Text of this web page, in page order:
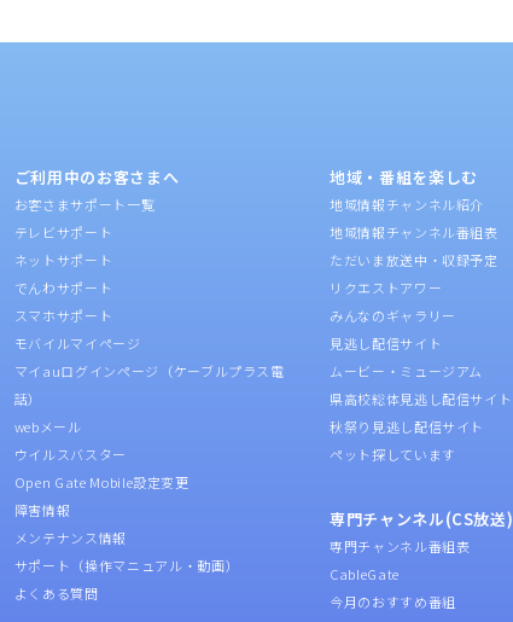
ご利用中のお客さまへ
お客さまサポート一覧
テレビサポート
ネットサポート
でんわサポート
スマホサポート
モバイルマイページ
マイauログインページ（ケーブルプラス電
話）
webメール
ウイルスバスター
Open Gate Mobile設定変更
障害情報
メンテナンス情報
サポート（操作マニュアル・動画）
よくある質問
地域・番組を楽しむ
地域情報チャンネル紹介
地域情報チャンネル番組表
ただいま放送中・収録予定
リクエストアワー
みんなのギャラリー
見逃し配信サイト
ムービー・ミュージアム
県高校総体見逃し配信サイト
秋祭り見逃し配信サイト
ペット探しています
専門チャンネル(CS放送)
専門チャンネル番組表
CableGate
今月のおすすめ番組